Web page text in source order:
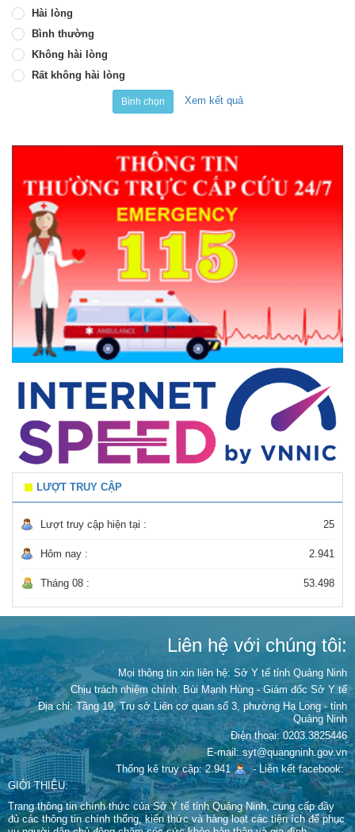
Hài lòng
Bình thường
Không hài lòng
Rất không hài lòng
Bình chọn Xem kết quả
LƯỢT TRUY CẬP
Lượt truy cập hiện tại : 25
Hôm nay : 2.941
Tháng 08 : 53.498
Liên hệ với chúng tôi:
Mọi thông tin xin liên hệ: Sở Y tế tỉnh Quảng Ninh
Chịu trách nhiệm chính: Bùi Mạnh Hùng - Giám đốc Sở Y tế
Địa chỉ: Tầng 19, Trụ sở Liên cơ quan số 3, phường Hạ Long - tỉnh
Quảng Ninh
Điện thoại: 0203.3825446
E-mail: syt@quangninh.gov.vn
Thống kê truy cập: 2.941
-Liên kết facebook:
GIỚI THIỆU:
Trang thông tin chính thức của Sở Y tế tỉnh Quảng Ninh, cung cấp đầy
đủ các thông tin chính thống, kiến thức và hàng loạt các tiện ích để phục